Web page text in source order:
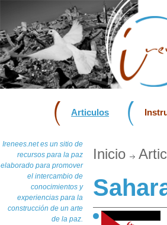
Articulos
Irenees.net es un sitio de
recursos para la paz
elaborado para promover
el intercambio de
conocimientos y
experiencias para la
construcción de un arte
de la paz.
Inicio